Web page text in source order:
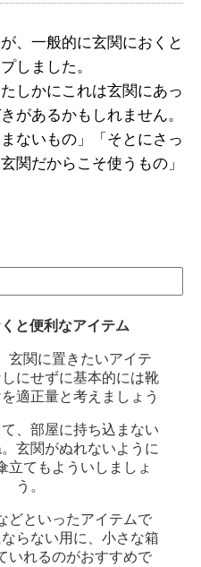
、一般的に玄関におくと
しました。
しかにこれは玄関にあっ
があるかもしれません。
ないもの」「そとにさっ
関だからこそ使うもの」
と便利なアイテム
玄関に置きたいアイテ
にせずに基本的には靴
適正量と考えましょう
、部屋に持ち込まない
玄関がぬれないように
立てもよういしましょ
う。
どといったアイテムで
らない用に、小さな箱
いれるのがおすすめで